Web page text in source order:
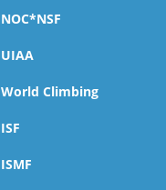
NOC*NSF
UIAA
World Climbing
ISF
ISMF